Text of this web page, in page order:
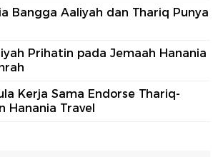
Bangga Aaliyah dan Thariq Punya
Prihatin pada Jemaah Hanania
Kerja Sama Endorse Thariq-
Hanania Travel